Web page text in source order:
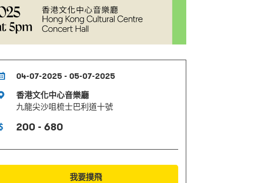
04-07-2025 - 05-07-2025
香港文化中心音樂廳
九龍尖沙咀梳士巴利道十號
200 - 680
我要撲飛